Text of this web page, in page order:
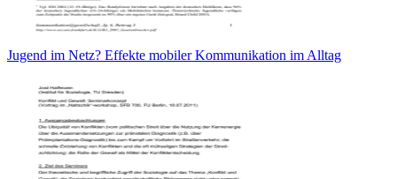
Jugend im Netz? Effekte mobiler Kommunikation im Alltag